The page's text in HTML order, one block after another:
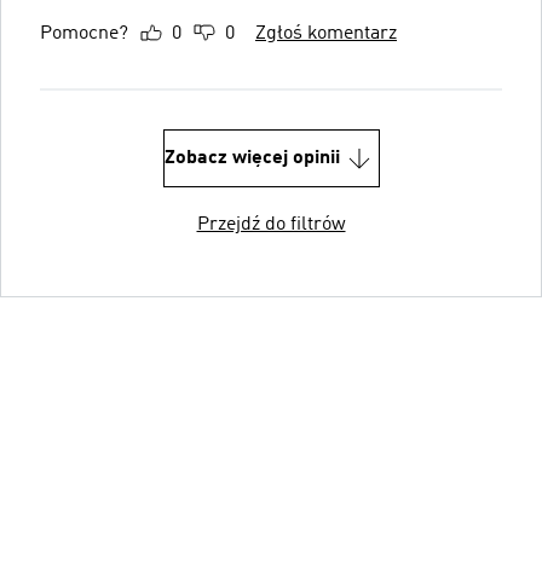
Pomocne? 0 0 Zgłoś komentarz
Zobacz więcej opinii
Przejdź do filtrów